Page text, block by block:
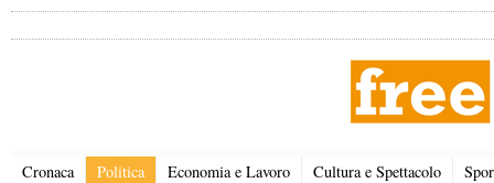
Cronaca Politica Economia e Lavoro Cultura e Spettacolo